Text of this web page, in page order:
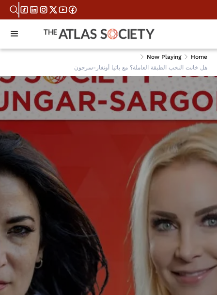
Home
Now Playing
هل خانت النخب الطبقة العاملة؟ مع باتيا أونغار-سرجون